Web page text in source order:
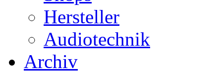
Hersteller
Audiotechnik
Archiv